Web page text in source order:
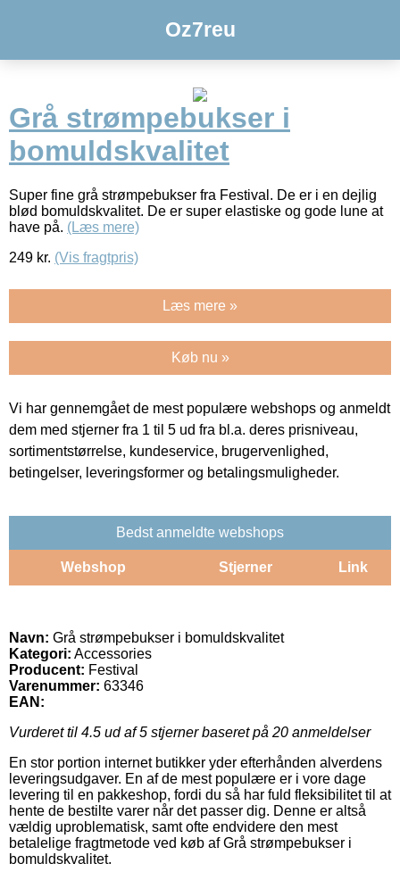
Oz7reu
Grå strømpebukser i
bomuldskvalitet
Super fine grå strømpebukser fra Festival. De er i en dejlig
blød bomuldskvalitet. De er super elastiske og gode lune at
have på. (Læs mere)
249 kr. (Vis fragtpris)
Læs mere »
Køb nu »
Vi har gennemgået de mest populære webshops og anmeldt
dem med stjerner fra 1 til 5 ud fra bl.a. deres prisniveau,
sortimentstørrelse, kundeservice, brugervenlighed,
betingelser, leveringsformer og betalingsmuligheder.
Bedst anmeldte webshops
Webshop Stjerner Link
Navn: Grå strømpebukser i bomuldskvalitet
Kategori: Accessories
Producent: Festival
Varenummer: 63346
EAN:
Vurderet til 4.5 ud af 5 stjerner baseret på 20 anmeldelser
En stor portion internet butikker yder efterhånden alverdens
leveringsudgaver. En af de mest populære er i vore dage
levering til en pakkeshop, fordi du så har fuld fleksibilitet til at
hente de bestilte varer når det passer dig. Denne er altså
vældig uproblematisk, samt ofte endvidere den mest
betalelige fragtmetode ved køb af Grå strømpebukser i
bomuldskvalitet.